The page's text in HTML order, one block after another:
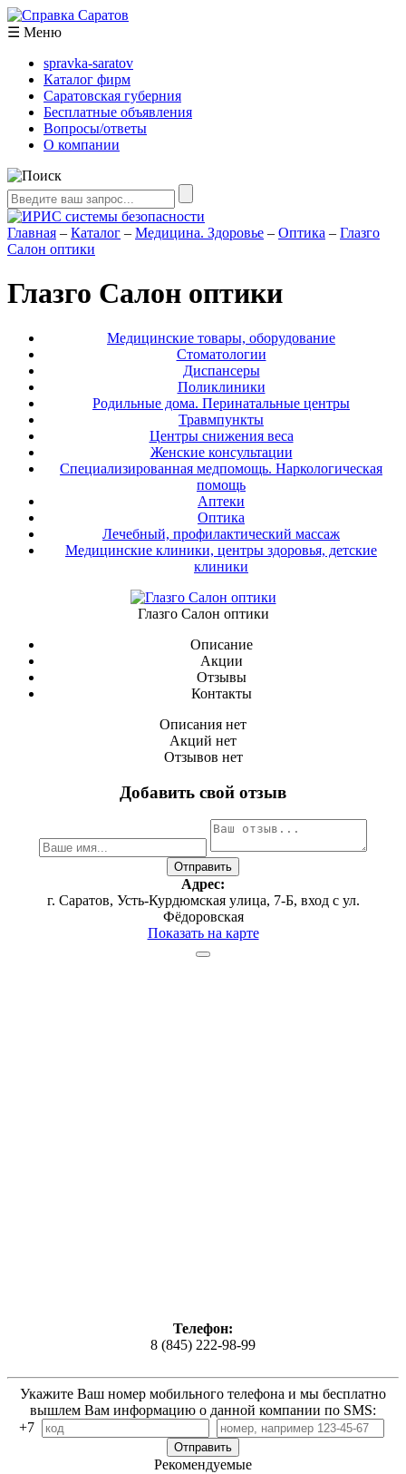
☰ Меню
spravka-saratov
Каталог фирм
Саратовская губерния
Бесплатные объявления
Вопросы/ответы
О компании
Главная – Каталог – Медицина. Здоровье – Оптика – Глазго
Салон оптики
Глазго Салон оптики
Медицинские товары, оборудование
Стоматологии
Диспансеры
Поликлиники
Родильные дома. Перинатальные центры
Травмпункты
Центры снижения веса
Женские консультации
Специализированная медпомощь. Наркологическая
помощь
Аптеки
Оптика
Лечебный, профилактический массаж
Медицинские клиники, центры здоровья, детские
клиники
Глазго Салон оптики
Описание
Акции
Отзывы
Контакты
Описания нет
Акций нет
Отзывов нет
Добавить свой отзыв
Адрес:
г. Саратов, Усть-Курдюмская yлица, 7-Б, вход с ул.
Фёдоровская
Показать на карте
Телефон:
8 (845) 222-98-99
Укажите Ваш номер мобильного телефона и мы бесплатно
вышлем Вам информацию о данной компании по SMS:
+7
Рекомендуемые